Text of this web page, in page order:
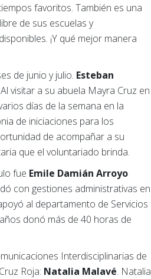
favoritos. También es una
de sus escuelas y
¡Y qué mejor manera
de junio y julio. Esteban
visitar a su abuela Mayra Cruz en
días de la semana en la
de iniciaciones para los
de acompañar a su
que el voluntariado brinda.
fue Emile Damián Arroyo
con gestiones administrativas en
al departamento de Servicios
donó más de 40 horas de
Interdisciplinarias de
Roja: Natalia Malavé. Natalia